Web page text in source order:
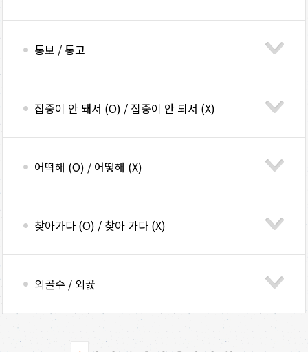
통보 / 통고
집중이 안 돼서 (O) / 집중이 안 되서 (X)
어떡해 (O) / 어떻해 (X)
찾아가다 (O) / 찾아 가다 (X)
외골수 / 외곬